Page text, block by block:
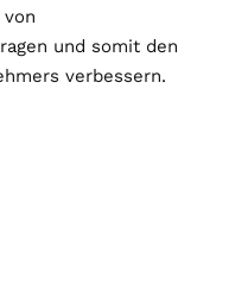
und somit den
verbessern.